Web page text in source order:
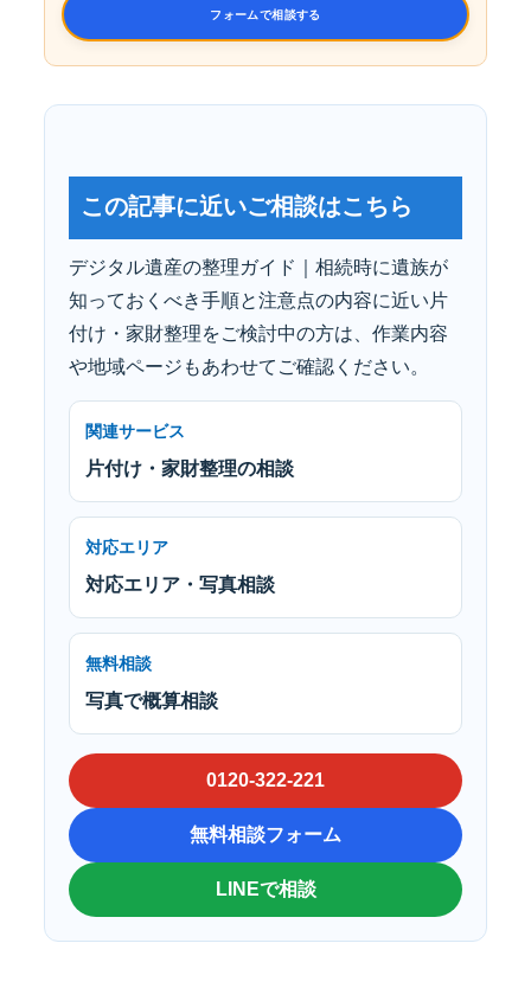
フォームで相談する
この記事に近いご相談はこちら
デジタル遺産の整理ガイド｜相続時に遺族が
知っておくべき手順と注意点の内容に近い片
付け・家財整理をご検討中の方は、作業内容
や地域ページもあわせてご確認ください。
関連サービス
片付け・家財整理の相談
対応エリア
対応エリア・写真相談
無料相談
写真で概算相談
0120-322-221
無料相談フォーム
LINEで相談